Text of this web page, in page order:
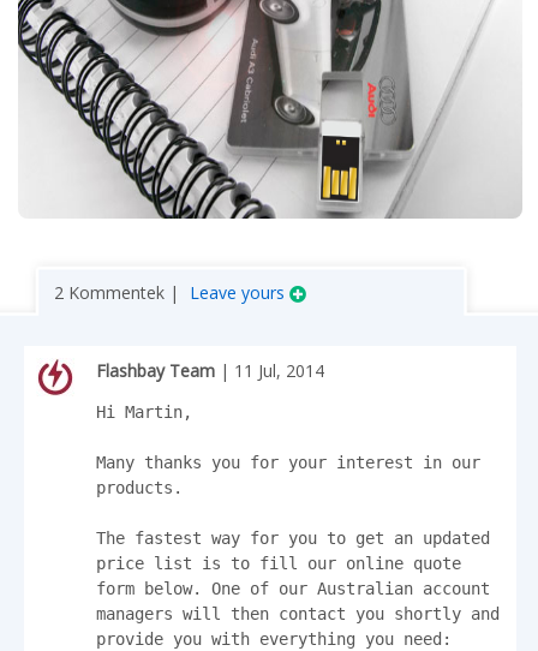
2 Kommentek | Leave yours
Flashbay Team | 11 Jul, 2014
Hi Martin,
Many thanks you for your interest in our
products.
The fastest way for you to get an updated
price list is to fill our online quote
form below. One of our Australian account
managers will then contact you shortly and
provide you with everything you need: